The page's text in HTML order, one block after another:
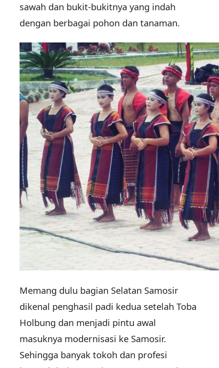
sawah dan bukit-bukitnya yang indah
dengan berbagai pohon dan tanaman.
Memang dulu bagian Selatan Samosir
dikenal penghasil padi kedua setelah Toba
Holbung dan menjadi pintu awal
masuknya modernisasi ke Samosir.
Sehingga banyak tokoh dan profesi